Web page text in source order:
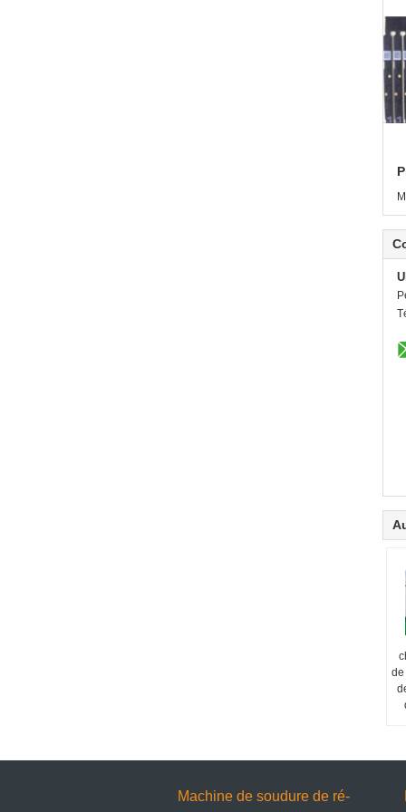
de
Machine de soudure de ré-